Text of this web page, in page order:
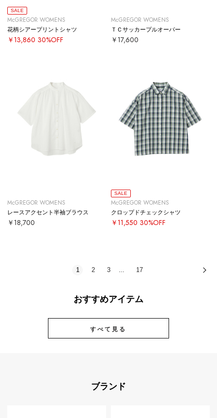
SALE
McGREGOR WOMENS
花柄シアープリントシャツ
￥13,860 30%OFF
McGREGOR WOMENS
ＴＣサッカープルオーバー
￥17,600
McGREGOR WOMENS
レースアクセント半袖ブラウス
￥18,700
SALE
McGREGOR WOMENS
クロップドチェックシャツ
￥11,550 30%OFF
1 2 3 … 17
おすすめアイテム
すべて見る
ブランド